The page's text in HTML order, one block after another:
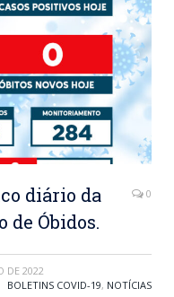
diário da
de Óbidos.
0
DE 2022
BOLETINS COVID-19, NOTÍCIAS